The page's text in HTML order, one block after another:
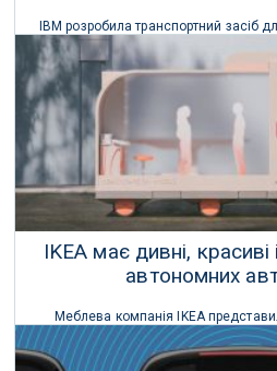
IBM розробила транспортний засіб
або для забезпечення додаткової
великих
IKEA має дивні,
автономних
Меблева компанія IKEA
автомобілів майбутнього в
майбутнього»